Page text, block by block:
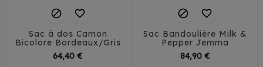
 
Sac à dos Camon
Bicolore Bordeaux/Gris
64,40 €
 
Sac Bandoulière Milk &
Pepper Jemma
84,90 €Prix